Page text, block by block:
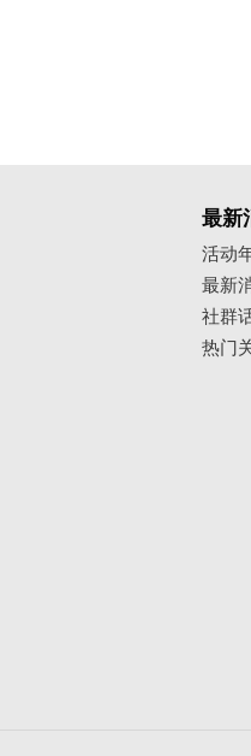
最新
活动
最新
社群
热门